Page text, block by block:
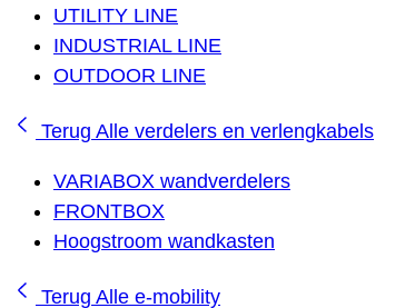
UTILITY LINE
INDUSTRIAL LINE
OUTDOOR LINE
Terug Alle verdelers en verlengkabels
VARIABOX wandverdelers
FRONTBOX
Hoogstroom wandkasten
Terug Alle e-mobility